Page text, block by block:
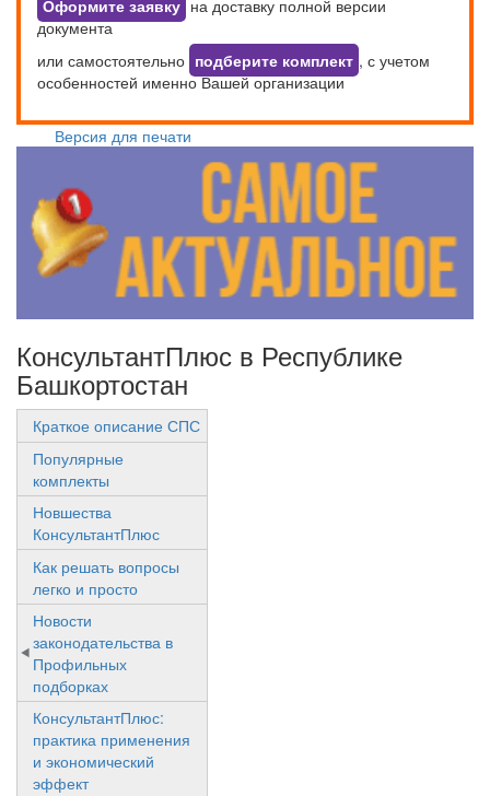
Оформите заявку на доставку полной версии
документа
или самостоятельно подберите комплект , с учетом
особенностей именно Вашей организации
Версия для печати
КонсультантПлюс в Республике
Башкортостан
Краткое описание СПС
Популярные
комплекты
Новшества
КонсультантПлюс
Как решать вопросы
легко и просто
Новости
законодательства в
Профильных
подборках
КонсультантПлюс:
практика применения
и экономический
эффект